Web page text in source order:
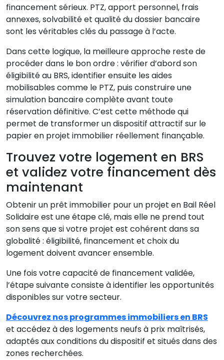
financement sérieux. PTZ, apport personnel, frais
annexes, solvabilité et qualité du dossier bancaire
sont les véritables clés du passage à l’acte.
Dans cette logique, la meilleure approche reste de
procéder dans le bon ordre : vérifier d’abord son
éligibilité au BRS, identifier ensuite les aides
mobilisables comme le PTZ, puis construire une
simulation bancaire complète avant toute
réservation définitive. C’est cette méthode qui
permet de transformer un dispositif attractif sur le
papier en projet immobilier réellement finançable.
Trouvez votre logement en BRS
et validez votre financement dès
maintenant
Obtenir un prêt immobilier pour un projet en Bail Réel
Solidaire est une étape clé, mais elle ne prend tout
son sens que si votre projet est cohérent dans sa
globalité : éligibilité, financement et choix du
logement doivent avancer ensemble.
Une fois votre capacité de financement validée,
l’étape suivante consiste à identifier les opportunités
disponibles sur votre secteur.
Découvrez nos programmes immobiliers en BRS
et accédez à des logements neufs à prix maîtrisés,
adaptés aux conditions du dispositif et situés dans des
zones recherchées.